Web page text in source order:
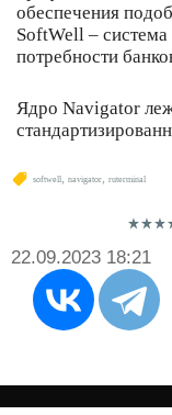
обеспечения
SoftWell –
потребности
Ядро Navigator
softwell navigator ruterminal
22.09.2023 18:21